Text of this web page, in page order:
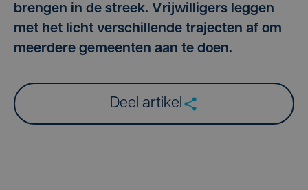
brengen in de streek. Vrijwilligers leggen
met het licht verschillende trajecten af om
meerdere gemeenten aan te doen.
Deel artikel